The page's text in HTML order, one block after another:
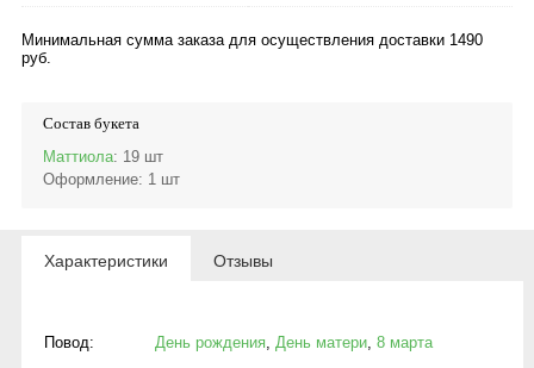
Минимальная сумма заказа для осуществления доставки 1490
руб.
Состав букета
Маттиола: 19 шт
Оформление: 1 шт
Характеристики Отзывы
Повод: День рождения, День матери, 8 марта